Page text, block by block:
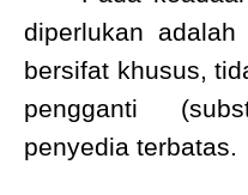
diperlukan
bersifat khusus,
pengganti
penyedia terbatas.